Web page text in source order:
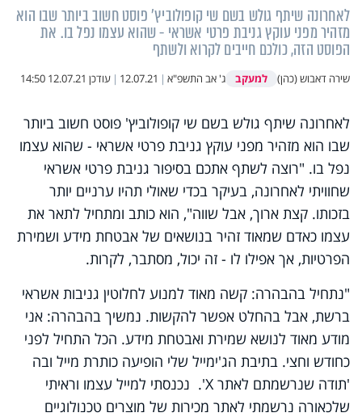
לאחרונה שיתף גולש בשם שי קופולוביץ' פוסט חשוב ביותר שבו הוא
מזהיר מפני עוקץ גניבת פרטי אשראי - שהוא עצמו נפל בו. את
הפוסט הזה, כולכם חייבים לקרוא ולשתף
שירה דאבוש (כהן) למעקב ג' אב התשפ"א |
12.07.21
| עודכן 12.07.21 14:50
לאחרונה שיתף גולש בשם שי קופולוביץ' פוסט חשוב ביותר
שבו הוא מזהיר מפני עוקץ גניבת פרטי אשראי - שהוא עצמו
נפל בו. "רוצה לשתף אתכם בסיפור גניבת פרטי אשראי
שחוויתי לאחרונה, בעיקר בכדי שאולי תהיו ערניים יותר
בזכותו. קצת ארוך, אבל שווה", הוא כותב ומתחיל לתאר את
עצמו כאדם שמאוד זהיר בנושאים של אבטחת מידע ושמירת
הפרטיות, אך אפילו לו - זה יכול, מסתבר, לקרות.
"נתחיל בהבהרה: קשה מאוד למנוע לחלוטין גניבות אשראי
ברשת, אבל בהחלט אפשר להקשות. נמשיך בהבהרה: אני
מודע מאוד לנושא שמירת ואבטחת מידע. הכל התחיל לפני
כחודש וחצי. בתיבת הג'ימייל שלי הופיעה כותרת מייל ובה
'תודה שנרשמתם לאתר X'. נכנסתי למייל עצמו וראיתי
שלכאורה נרשמתי לאתר מכירות של מוצרים טכנולוגיים